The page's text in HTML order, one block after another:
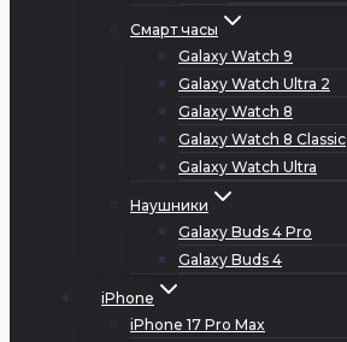
Смарт часы
Galaxy Watch 9
Galaxy Watch Ultra 2
Galaxy Watch 8
Galaxy Watch 8 Classic
Galaxy Watch Ultra
Наушники
Galaxy Buds 4 Pro
Galaxy Buds 4
iPhone
iPhone 17 Pro Max